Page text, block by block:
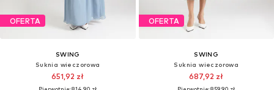
OFERTA
SWING
Suknia wieczorowa
651,92 zł
OFERTA
SWING
Suknia wieczorowa
687,92 zł